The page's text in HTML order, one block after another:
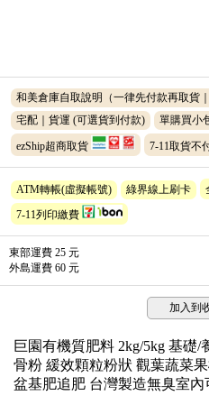
和美倉庫自取說明（一律先付款再取貨
宅配｜貨運 (可選貨到付款) 單購買小
ezShip超商取貨 7-11取貨不
ATM轉帳(虛擬帳號) 綠界線上刷卡
7-11列印繳費
東部運費 25 元
外島運費 60 元
加入到
巨園有機質肥料 2kg/5kg 基
骨粉 緩效顆粒粉狀 觀葉蔬菜
盆基肥追肥 台灣製造無臭室內